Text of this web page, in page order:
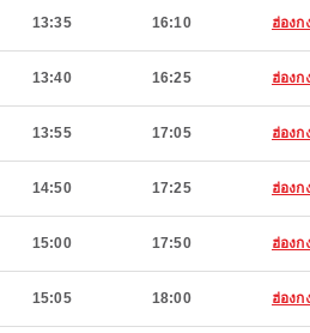
13:35 16:10 ฮ่องก
13:40 16:25 ฮ่องก
13:55 17:05 ฮ่องก
14:50 17:25 ฮ่องก
15:00 17:50 ฮ่องก
15:05 18:00 ฮ่องก